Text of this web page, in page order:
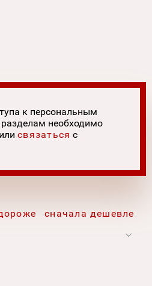
к персональным
необходимо
илисвязаться с
сначала дешевле